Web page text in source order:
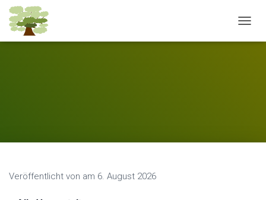
A
U
Veröffentlicht von am 6. August 2026